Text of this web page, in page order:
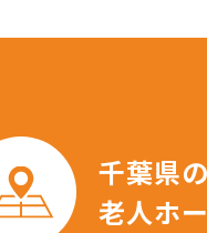
千葉県の
老人ホ